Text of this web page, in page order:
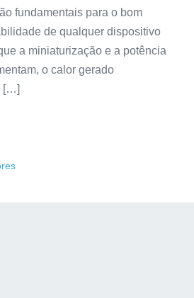
fundamentais para o bom
de qualquer dispositivo
a miniaturização e a potência
o calor gerado
[…]